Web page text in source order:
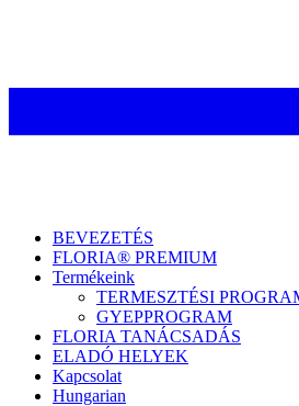
BEVEZETÉS
FLORIA® PREMIUM
Termékeink
TERMESZTÉSI
GYEPPROGRAM
FLORIA TANÁCSADÁS
ELADÓ HELYEK
Kapcsolat
Hungarian